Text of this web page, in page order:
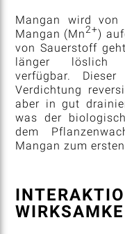
Mangan wird von
Mangan (Mn2+)
von Sauerstoff
länger
verfügbar.
Verdichtung
aber in gut
was der
dem
Mangan zum